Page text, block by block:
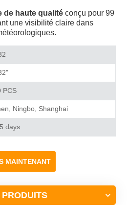
de haute qualité conçu pour 99
une visibilité claire dans
PCS
Ningbo, Shanghai
days
MAINTENANT